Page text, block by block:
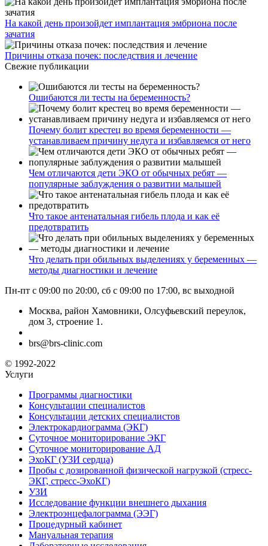
На какой день произойдет имплантация эмбриона после
зачатия
Причины отказа почек: последствия и лечение
Свежие публикации
Ошибаются ли тесты на беременность?
Почему болит крестец во время беременности —
устанавливаем причину недуга и избавляемся от него
Чем отличаются дети ЭКО от обычных ребят —
популярные заблуждения о развитии малышей
Что такое антенатальная гибель плода и как её
предотвратить
Что делать при обильных выделениях у беременных —
методы диагностики и лечение
Пн-пт с 09:00 по 20:00, сб с 09:00 по 17:00, вс выходной
Москва, район Хамовники, Олсуфьевский переулок,
дом 3, строение 1.
brs@brs-clinic.com
© 1992-2022
Услуги
Программы диагностики
Консультации специалистов
Консультации детских специалистов
Электрокардиограмма (ЭКГ)
Суточное мониторирование ЭКГ
Суточное мониторирование АД
ЭхоКГ (УЗИ сердца)
Пробы с дозированной физической нагрузкой (стресс-
ЭКГ, стресс-ЭхоКГ)
УЗИ
Исследование функции внешнего дыхания
Электроэнцефалограмма (ЭЭГ)
Процедурный кабинет
Мануальная терапия